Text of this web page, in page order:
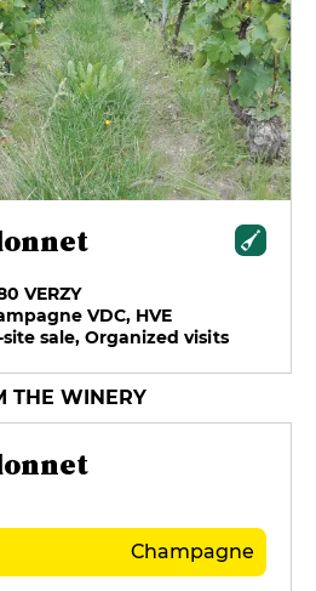
VERZY
VDC, HVE
site sale, Organized visits
THE WINERY
Champagne